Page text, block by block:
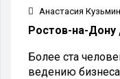
Анастасия
Ростов-на-Дону
Более ста
ведению